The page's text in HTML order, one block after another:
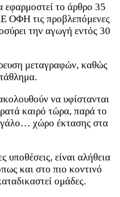
το άρθρο 35
ΟΦΗ τις προβλεπόμενες
την αγωγή εντός 30
μεταγραφών, καθώς
να υφίστανται
καιρό τώρα, παρά το
χώρο έκτασης στα
είναι αλήθεια
και στο πιο κοντινό
ομάδες.